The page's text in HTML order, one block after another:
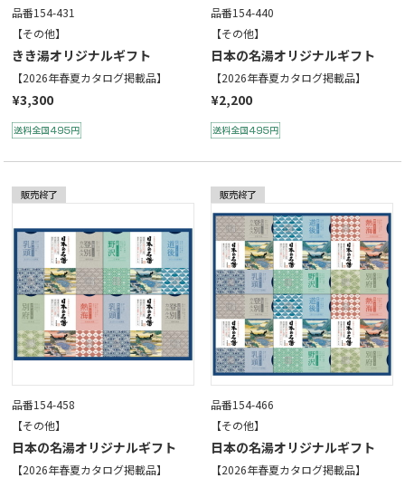
品番154-431
【その他】
きき湯オリジナルギフト
【2026年春夏カタログ掲載品】
¥3,300
品番154-440
【その他】
日本の名湯オリジナルギフト
【2026年春夏カタログ掲載品】
¥2,200
品番154-458
【その他】
日本の名湯オリジナルギフト
【2026年春夏カタログ掲載品】
品番154-466
【その他】
日本の名湯オリジナルギフト
【2026年春夏カタログ掲載品】